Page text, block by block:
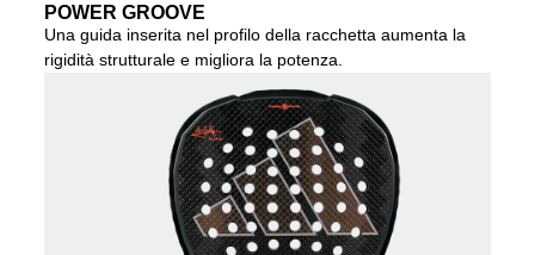
POWER GROOVE
Una guida inserita nel profilo della racchetta aumenta la
rigidità strutturale e migliora la potenza.